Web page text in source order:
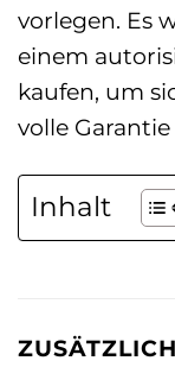
vorlegen. Es
einem
kaufen, um
volle
Inhalt